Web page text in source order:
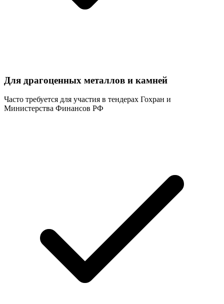
Для драгоценных металлов и камней
Часто требуется для участия в тендерах Гохран и
Министерства Финансов РФ